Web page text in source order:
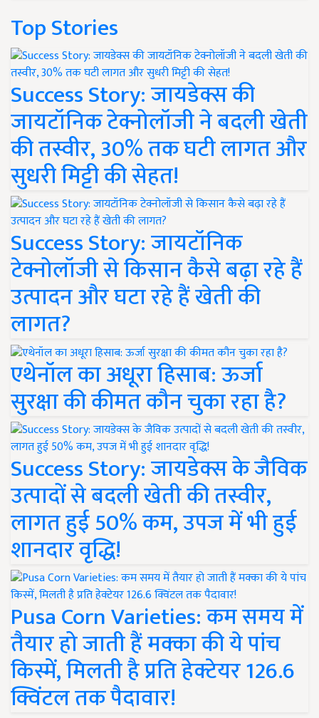
Top Stories
Success Story: जायडेक्स की
जायटॉनिक टेक्नोलॉजी ने बदली खेती
की तस्वीर, 30% तक घटी लागत और
सुधरी मिट्टी की सेहत!
Success Story: जायटॉनिक
टेक्नोलॉजी से किसान कैसे बढ़ा रहे हैं
उत्पादन और घटा रहे हैं खेती की
लागत?
एथेनॉल का अधूरा हिसाब: ऊर्जा
सुरक्षा की कीमत कौन चुका रहा है?
Success Story: जायडेक्स के जैविक
उत्पादों से बदली खेती की तस्वीर,
लागत हुई 50% कम, उपज में भी हुई
शानदार वृद्धि!
Pusa Corn Varieties: कम समय में
तैयार हो जाती हैं मक्का की ये पांच
किस्में, मिलती है प्रति हेक्टेयर 126.6
क्विंटल तक पैदावार!